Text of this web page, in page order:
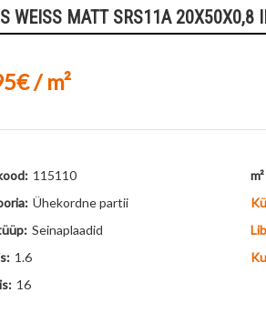
WEISS MATT SRS11A 20X50X0,8
/ m²
115110
Ühekordne partii
Seinaplaadid
1.6
16